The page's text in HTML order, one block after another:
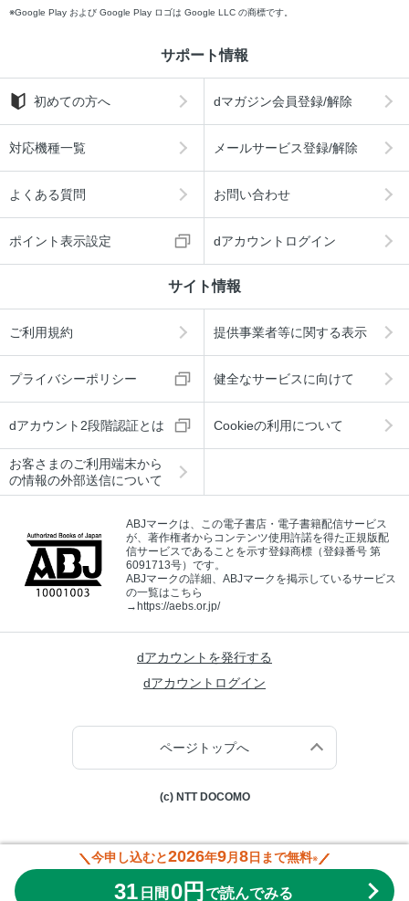
Google Play および Google Play ロゴは Google LLC の商標です。
サポート情報
初めての方へ dマガジン会員登録/解除
対応機種一覧 メールサービス登録/解除
よくある質問 お問い合わせ
ポイント表示設定 dアカウントログイン
サイト情報
ご利用規約 提供事業者等に関する表示
プライバシーポリシー 健全なサービスに向けて
dアカウント2段階認証とは Cookieの利用について
お客さまのご利用端末から
の情報の外部送信について
ABJマークは、この電子書店・電子書籍配信サービス
が、著作権者からコンテンツ使用許諾を得た正規版配
信サービスであることを示す登録商標（登録番号 第
6091713号）です。
ABJマークの詳細、ABJマークを掲示しているサービス
の一覧はこちら
→https://aebs.or.jp/
dアカウントを発行する
dアカウントログイン
ページトップへ
(c) NTT DOCOMO
今申し込むと2026年9月 8日まで無料※
31 日間 0円 で読んでみる